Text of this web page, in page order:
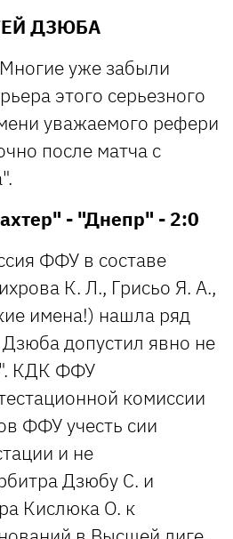
ДЗЮБА
уже забыли
этого серьезного
уважаемого рефери
после матча с
- "Днепр" - 2:0
ФФУ в составе
К. Л., Грисьо Я. А.,
имена!) нашла ряд
допустил явно не
КДК ФФУ
комиссии
ФФУ учесть сии
и не
Дзюбу С. и
Кислюка О. к